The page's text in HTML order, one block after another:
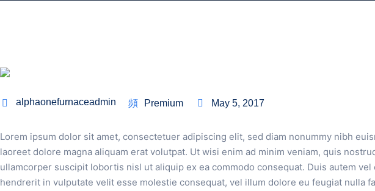
alphaonefurnaceadmin Premium May 5, 2017
Lorem ipsum dolor sit amet, consectetuer adipiscing elit, sed diam nonummy nibh
laoreet dolore magna aliquam erat volutpat. Ut wisi enim ad minim veniam, quis
ullamcorper suscipit lobortis nisl ut aliquip ex ea commodo consequat. Duis autem
hendrerit in vulputate velit esse molestie consequat, vel illum dolore eu feugiat nulla